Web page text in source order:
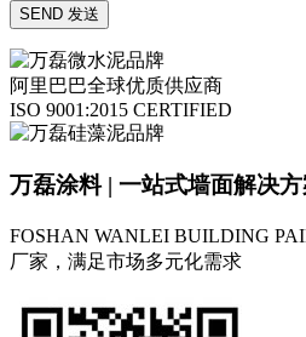
阿里巴巴全球优质供应商
ISO 9001:2015 CERTIFIED
万磊涂料 | 一站式墙面解决
FOSHAN WANLEI BUILDING
厂家，满足市场多元化需求